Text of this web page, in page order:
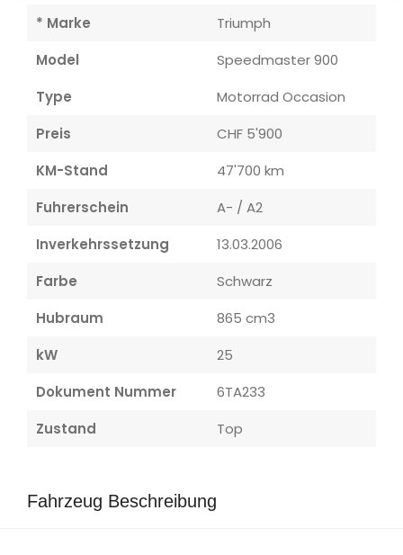
* Marke
Triumph
Model
Speedmaster 900
Type
Motorrad Occasion
Preis
CHF 5'900
KM-Stand
47'700 km
Fuhrerschein
A- / A2
Inverkehrssetzung
13.03.2006
Farbe
Schwarz
Hubraum
865 cm3
kW
25
Dokument Nummer
6TA233
Zustand
Top
Fahrzeug Beschreibung